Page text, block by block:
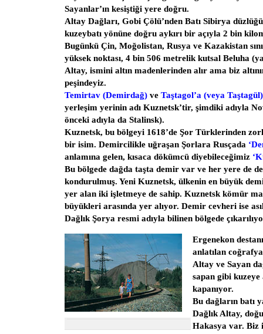
Sayanlar’ın kesiştiği yere doğru.
Altay Dağları, Gobi Çölü’nden Batı Sibirya
kuzeybatı yönüne doğru aykırı bir açıyla 2 bin
Bugünkü Çin, Moğolistan, Rusya ve Kazakistan
yüksek noktası, 4 bin 506 metrelik kutsal Beluha
Altay, ismini altın madenlerinden alır ama biz
peşindeyiz.
Temirtav (Demirdağ) ve Taştagol’a (veya Taştagül)
yerleşim yerinin adı Kuznetsk’tir, şimdiki adıyla
önceki adıyla da Stalinsk).
Kuznetsk, bu bölgeyi 1618’de Şor Türklerinden
bir isim. Demircilikle uğraşan Şorlara Rusçada
anlamına gelen, kısaca dökümcü diyebileceğimiz
Bu bölgede dağda taşta demir var ve her yere de
kondurulmuş. Yeni Kuznetsk, ülkenin en büyük
yer alan iki işletmeye de sahip. Kuznetsk kömür
büyükleri arasında yer alıyor. Demir cevheri ise
Dağlık Şorya resmi adıyla bilinen bölgede
Ergenekon
anlatılan
Altay ve Sayan
sapan gibi kuzeye
kapanıyor.
Bu dağların batı
Dağlık Altay,
Hakasya var. Biz